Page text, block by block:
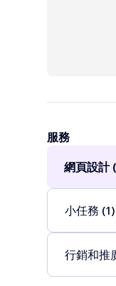
服務
網頁設計
小任務 (1)
行銷和推